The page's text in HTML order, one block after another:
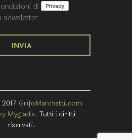
di
newsletter
GrifoMarchetti.com
Mygladix. Tutti i diritti
riservati.